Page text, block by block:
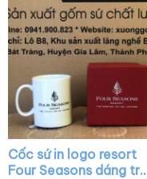
Cốc sứ in logo resort
Four Seasons dáng trụ